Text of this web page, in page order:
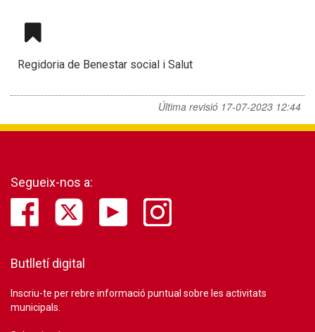
Regidoria de Benestar social i Salut
Última revisió 17-07-2023 12:44
Segueix-nos a:
Butlletí digital
Inscriu-te per rebre informació puntual sobre les activitats
municipals.